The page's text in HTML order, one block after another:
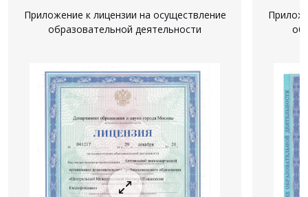
Приложение к лицензии на осуществление
образовательной деятельности